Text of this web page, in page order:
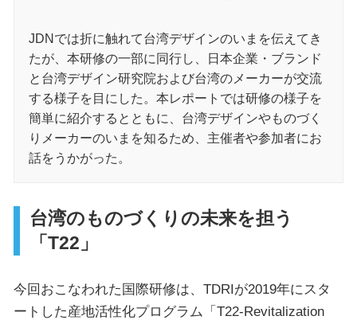
JDNでは折に触れて台湾デザインのいまを伝えてき
たが、本研修の一部に同行し、日本企業・ブランド
と台湾デザイン研究院および台湾のメーカーが交流
する様子を目にした。本レポートでは研修の様子を
簡単に紹介するとともに、台湾デザインやものづく
りメーカーのいまを知るため、主催者や参加者にお
話をうかがった。
台湾のものづくりの未来を担う
「T22」
今回おこなわれた国際研修は、TDRIが2019年にスタ
ートした産地活性化プログラム「T22-Revitalization